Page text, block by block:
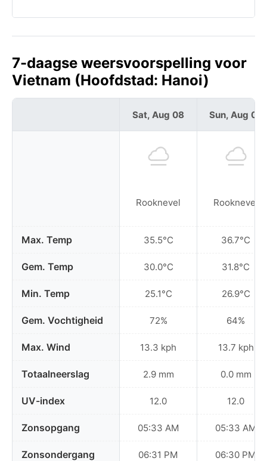
7-daagse weersvoorspelling voor
Vietnam (Hoofdstad: Hanoi)
Max. Temp
Gem. Temp
Min. Temp
Gem. Vochtigheid
Max. Wind
Totaalneerslag
UV-index
Zonsopgang
Zonsondergang
Sat, Aug 08
Rooknevel
35.5°C
30.0°C
25.1°C
72%
13.3 kph
2.9 mm
12.0
05:33 AM
06:31 PM
Sun, Aug 09
Rooknevel
36.7°C
31.8°C
26.9°C
64%
13.7 kph
0.0 mm
12.0
05:33 AM
06:30 PM